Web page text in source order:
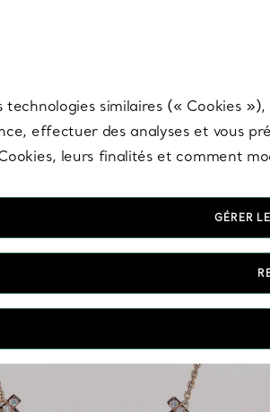
technologies similaires (« Cookies
effectuer des analyses et vous
leurs finalités et comment
GÉRER